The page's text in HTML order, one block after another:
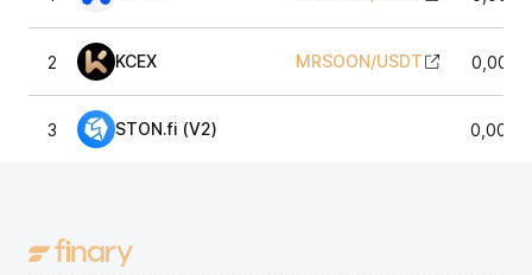
2 KCEX MRSOON/USDT
3 STON.fi (V2)